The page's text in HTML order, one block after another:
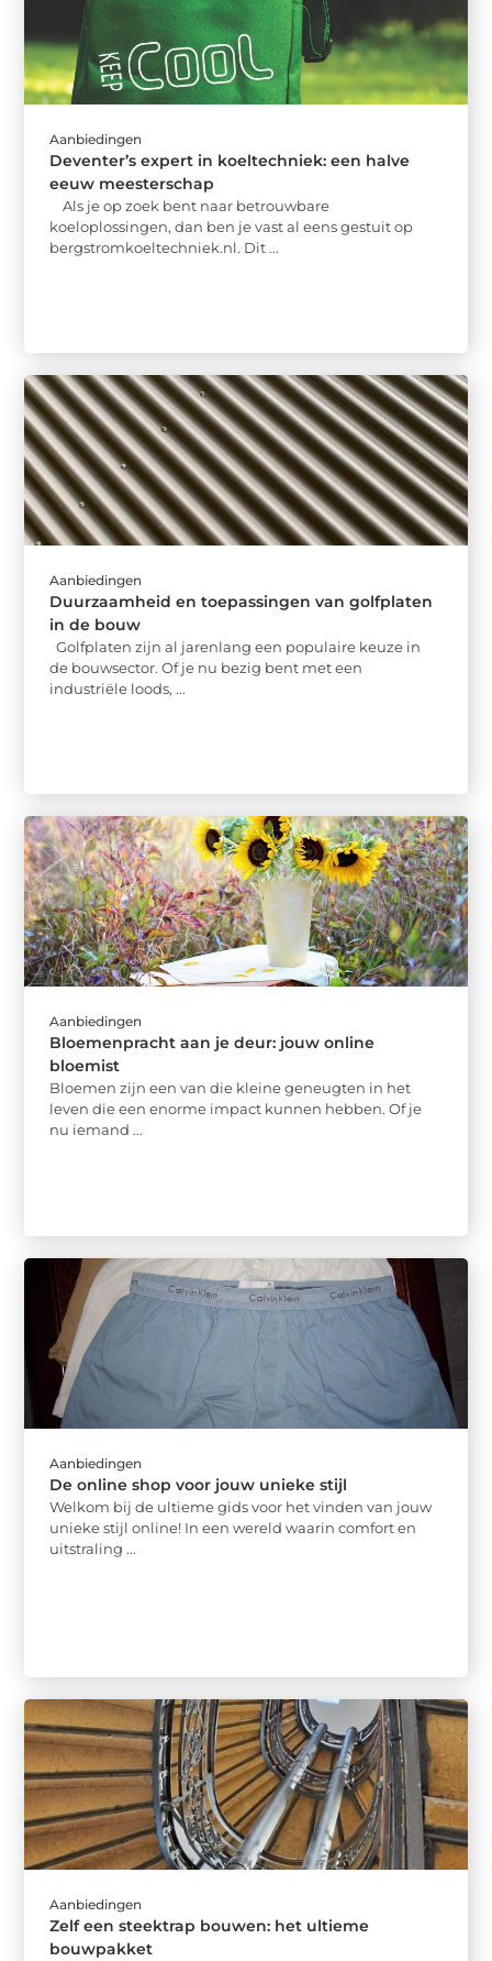
Aanbiedingen
Deventer’s expert in koeltechniek: een halve
eeuw meesterschap
Als je op zoek bent naar betrouwbare
koeloplossingen, dan ben je vast al eens gestuit op
bergstromkoeltechniek.nl. Dit ...
Aanbiedingen
Duurzaamheid en toepassingen van golfplaten
in de bouw
Golfplaten zijn al jarenlang een populaire keuze in
de bouwsector. Of je nu bezig bent met een
industriële loods, ...
Aanbiedingen
Bloemenpracht aan je deur: jouw online
bloemist
Bloemen zijn een van die kleine geneugten in het
leven die een enorme impact kunnen hebben. Of je
nu iemand ...
Aanbiedingen
De online shop voor jouw unieke stijl
Welkom bij de ultieme gids voor het vinden van jouw
unieke stijl online! In een wereld waarin comfort en
uitstraling ...
Aanbiedingen
Zelf een steektrap bouwen: het ultieme
bouwpakket